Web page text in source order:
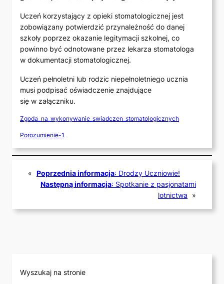
Uczeń korzystający z opieki stomatologicznej jest
zobowiązany potwierdzić przynależność do danej
szkoły poprzez okazanie legitymacji szkolnej, co
powinno być odnotowane przez lekarza stomatologa
w dokumentacji stomatologicznej.
Uczeń pełnoletni lub rodzic niepełnoletniego ucznia
musi podpisać oświadczenie znajdujące
się w załączniku.
Zgoda_na_wykonywanie_swiadczen_stomatologicznych
Porozumienie-1
« Poprzednia informacja: Drodzy Uczniowie!
Następną informacja: Spotkanie z pasjonatami
lotnictwa
»
Wyszukaj na stronie